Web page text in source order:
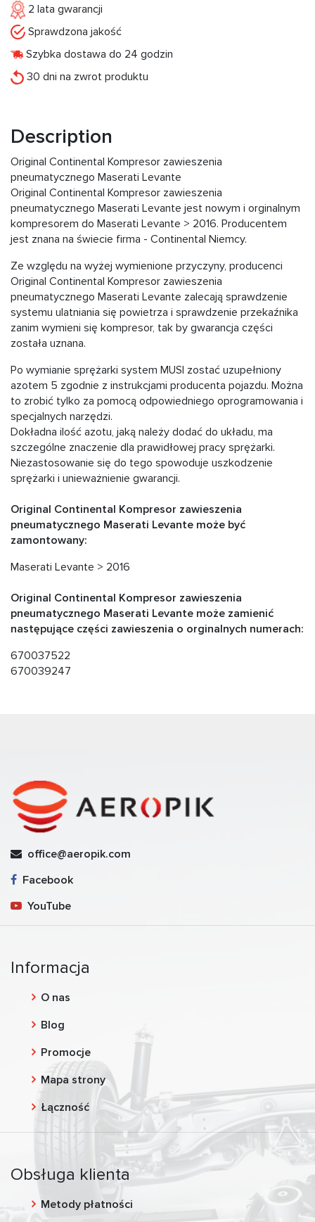
2 lata gwarancji
Sprawdzona jakość
Szybka dostawa do 24 godzin
30 dni na zwrot produktu
Description
Original Continental Kompresor zawieszenia
pneumatycznego Maserati Levante
Original Continental Kompresor zawieszenia
pneumatycznego Maserati Levante jest nowym i orginalnym
kompresorem do Maserati Levante > 2016. Producentem
jest znana na świecie firma - Continental Niemcy.
Ze względu na wyżej wymienione przyczyny, producenci
Original Continental Kompresor zawieszenia
pneumatycznego Maserati Levante zalecają sprawdzenie
systemu ulatniania się powietrza i sprawdzenie przekaźnika
zanim wymieni się kompresor, tak by gwarancja części
została uznana.
Po wymianie sprężarki system MUSI zostać uzupełniony
azotem 5 zgodnie z instrukcjami producenta pojazdu. Można
to zrobić tylko za pomocą odpowiedniego oprogramowania i
specjalnych narzędzi.
Dokładna ilość azotu, jaką należy dodać do układu, ma
szczególne znaczenie dla prawidłowej pracy sprężarki.
Niezastosowanie się do tego spowoduje uszkodzenie
sprężarki i unieważnienie gwarancji.
Original Continental Kompresor zawieszenia
pneumatycznego Maserati Levante może być
zamontowany:
Maserati Levante > 2016
Original Continental Kompresor zawieszenia
pneumatycznego Maserati Levante może zamienić
następujące części zawieszenia o orginalnych numerach:
670037522
670039247
office@aeropik.com
Facebook
YouTube
Informacja
O nas
Blog
Promocje
Mapa strony
Łączność
Obsługa klienta
Metody płatności